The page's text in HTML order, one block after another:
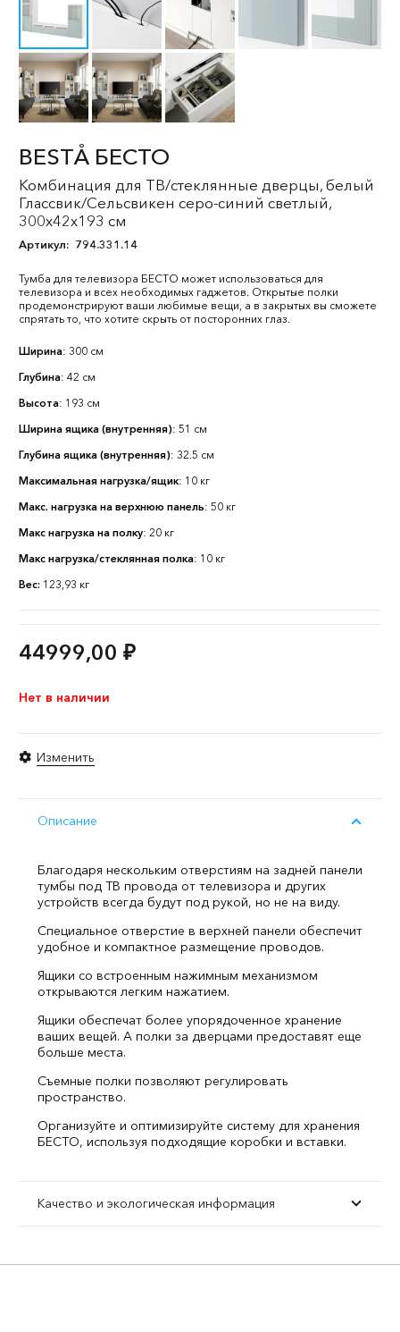
BESTÅ БЕСТО
Комбинация для ТВ/стеклянные дверцы, белый
Глассвик/Сельсвикен серо-синий светлый,
300x42x193 см
Артикул: 794.331.14
Тумба для телевизора БЕСТО может использоваться для
телевизора и всех необходимых гаджетов. Открытые полки
продемонстрируют ваши любимые вещи, а в закрытых вы сможете
спрятать то, что хотите скрыть от посторонних глаз.
Ширина: 300 см
Глубина: 42 см
Высота: 193 см
Ширина ящика (внутренняя): 51 см
Глубина ящика (внутренняя): 32.5 см
Максимальная нагрузка/ящик: 10 кг
Макс. нагрузка на верхнюю панель: 50 кг
Макс нагрузка на полку: 20 кг
Макс нагрузка/стеклянная полка: 10 кг
Вес: 123,93 кг
44999,00 ₽
Нет в наличии
Изменить
Описание
Благодаря нескольким отверстиям на задней панели
тумбы под ТВ провода от телевизора и других
устройств всегда будут под рукой, но не на виду.
Специальное отверстие в верхней панели обеспечит
удобное и компактное размещение проводов.
Ящики со встроенным нажимным механизмом
открываются легким нажатием.
Ящики обеспечат более упорядоченное хранение
ваших вещей. А полки за дверцами предоставят еще
больше места.
Съемные полки позволяют регулировать
пространство.
Организуйте и оптимизируйте систему для хранения
БЕСТО, используя подходящие коробки и вставки.
Качество и экологическая информация